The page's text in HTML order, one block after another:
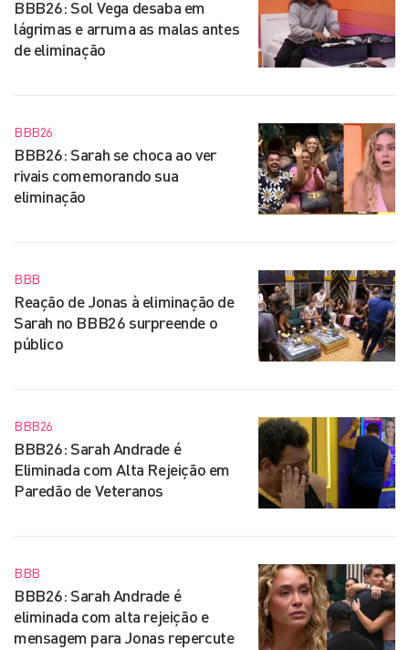
BBB26: Sol Vega desaba em
lágrimas e arruma as malas antes
de eliminação
BBB26
BBB26: Sarah se choca ao ver
rivais comemorando sua
eliminação
BBB
Reação de Jonas à eliminação de
Sarah no BBB26 surpreende o
público
BBB26
BBB26: Sarah Andrade é
Eliminada com Alta Rejeição em
Paredão de Veteranos
BBB
BBB26: Sarah Andrade é
eliminada com alta rejeição e
mensagem para Jonas repercute